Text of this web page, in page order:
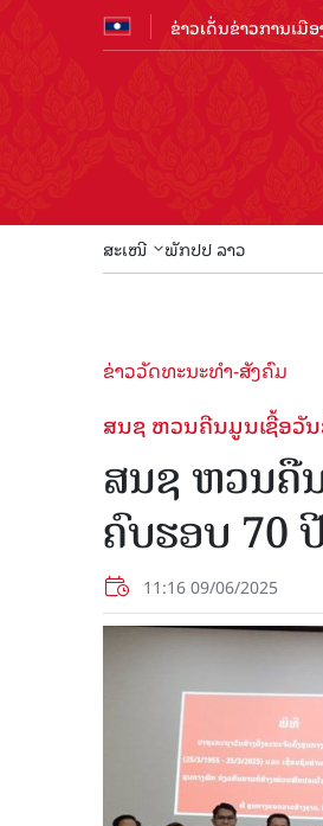
ຂ່າວເດັ່ນຂ່າວການເມືອ
ສະເໜີ ພັກປປ ລາວ
ຂ່າວວັດທະນະທຳ-ສັງຄົມ
ສນຊ ຫວນຄືນມູນເຊື້ອວັ
ສນຊ ຫວນຄື
ຄົບຮອບ 70 ປີ
11:16 09/06/2025